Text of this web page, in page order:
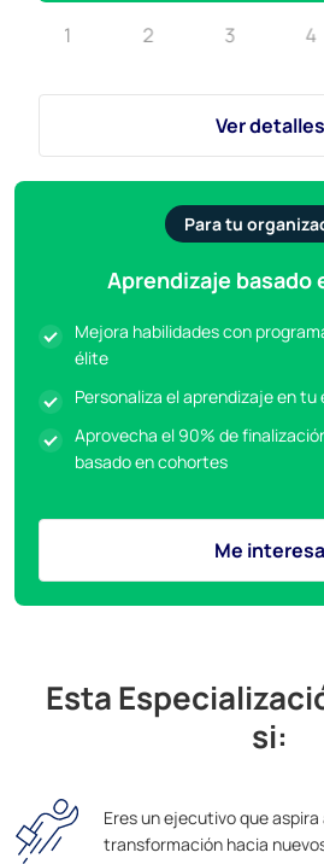
1 2 3 4
Ver detalles
Para tu
Aprendizaje basado
Mejora habilidades con
élite
Personaliza el aprendizaje en tu
Aprovecha el 90% de
basado en cohortes
Me interesa
Esta
si:
Eres un ejecutivo que
transformación hacia